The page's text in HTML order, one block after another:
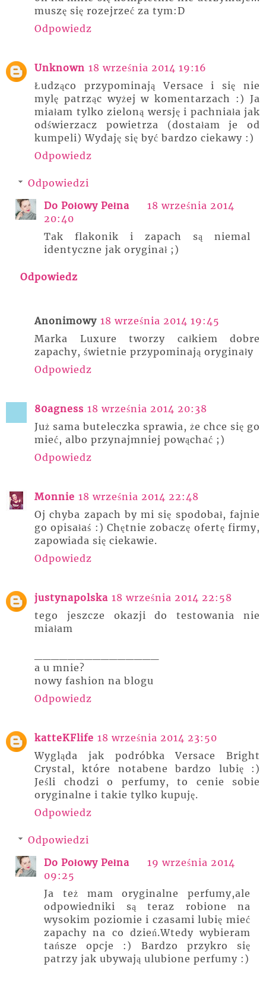
muszę się rozejrzeć za tym:D
Odpowiedz
Unknown 18 września 2014 19:16
Łudząco przypominają Versace i się nie
mylę patrząc wyżej w komentarzach :) Ja
miałam tylko zieloną wersję i pachniała jak
odświerzacz powietrza (dostałam je od
kumpeli) Wydaję się być bardzo ciekawy :)
Odpowiedz
Odpowiedzi
Do Połowy Pełna
18 września 2014
20:40
Tak flakonik i zapach są niemal
identyczne jak oryginał ;)
Odpowiedz
Anonimowy 18 września 2014 19:45
Marka Luxure tworzy całkiem dobre
zapachy, świetnie przypominają oryginały
Odpowiedz
80agness 18 września 2014 20:38
Już sama buteleczka sprawia, że chce się go
mieć, albo przynajmniej powąchać ;)
Odpowiedz
Monnie 18 września 2014 22:48
Oj chyba zapach by mi się spodobał, fajnie
go opisałaś :) Chętnie zobaczę ofertę firmy,
zapowiada się ciekawie.
Odpowiedz
justynapolska 18 września 2014 22:58
tego jeszcze okazji do testowania nie
miałam
a u mnie?
nowy fashion na blogu
Odpowiedz
katteKFlife 18 września 2014 23:50
Wygląda jak podróbka Versace Bright
Crystal, które notabene bardzo lubię :)
Jeśli chodzi o perfumy, to cenie sobie
oryginalne i takie tylko kupuję.
Odpowiedz
Odpowiedzi
Do Połowy Pełna
19 września 2014
09:25
Ja też mam oryginalne perfumy,ale
odpowiedniki są teraz robione na
wysokim poziomie i czasami lubię mieć
zapachy na co dzień.Wtedy wybieram
tańsze opcje :) Bardzo przykro się
patrzy jak ubywają ulubione perfumy :)